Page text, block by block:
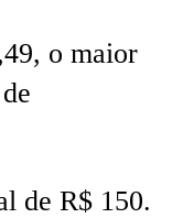
o maior
de R$ 150.